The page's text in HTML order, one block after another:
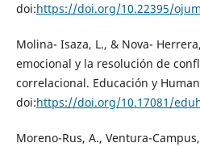
doi:https://doi.org/10.22395/
Molina- Isaza, L., & Nova-
emocional y la resolución de
correlacional. Educación y
doi:https://doi.org/10.17081/
Moreno-Rus, A., Ventura-